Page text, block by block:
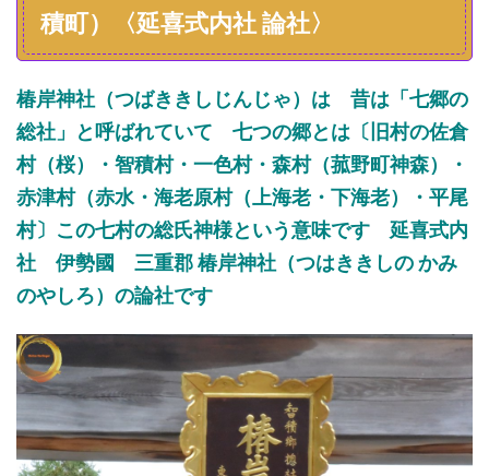
積町）〈延喜式内社 論社〉
椿岸神社 （つばききしじんじゃ） は 昔は「七郷の
総社」と呼ばれていて 七つの郷とは 〔 旧村の佐倉
村（桜）
・ 智積村・ 一色村・ 森村（菰野町神森）
・
赤津村（赤水・ 海老原村（上海老・下海老） ・ 平尾
村〕 この七村の総氏神様という意味です
延喜式内
社 伊勢國 三重郡椿岸神社（つはききしの かみ
のやしろ）の論社です